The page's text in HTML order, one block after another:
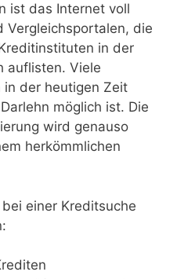
ist das Internet voll
Vergleichsportalen, die
in der
auflisten. Viele
in der heutigen Zeit
möglich ist. Die
wird genauso
herkömmlichen
einer Kreditsuche